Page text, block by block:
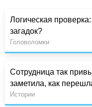
Логическая
загадок?
Головоломки
Сотрудница так
заметила, как
Истории